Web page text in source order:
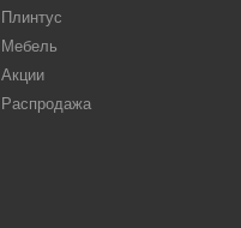
Плинтус
Мебель
Акции
Распродажа